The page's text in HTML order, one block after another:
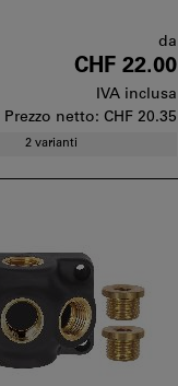
da
CHF 22.00
IVA inclusa
Prezzo netto: CHF 20.35
2 varianti